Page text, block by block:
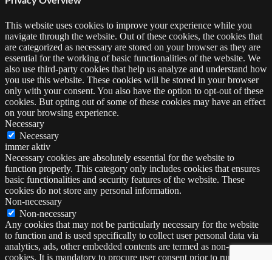
This website uses cookies to improve your experience while you
navigate through the website. Out of these cookies, the cookies that
are categorized as necessary are stored on your browser as they are
essential for the working of basic functionalities of the website. We
also use third-party cookies that help us analyze and understand how
you use this website. These cookies will be stored in your browser
only with your consent. You also have the option to opt-out of these
cookies. But opting out of some of these cookies may have an effect
on your browsing experience.
Necessary
Necessary
immer aktiv
Necessary cookies are absolutely essential for the website to
function properly. This category only includes cookies that ensures
basic functionalities and security features of the website. These
cookies do not store any personal information.
Non-necessary
Non-necessary
Any cookies that may not be particularly necessary for the website
to function and is used specifically to collect user personal data via
analytics, ads, other embedded contents are termed as non-necessary
cookies. It is mandatory to procure user consent prior to running